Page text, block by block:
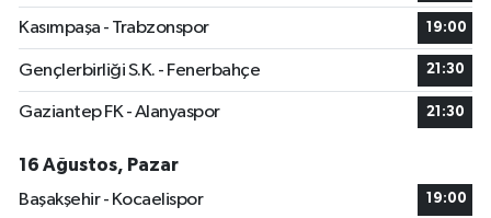
Kasımpaşa - Trabzonspor 19:00
Gençlerbirliği S.K. - Fenerbahçe 21:30
Gaziantep FK - Alanyaspor 21:30
16 Ağustos, Pazar
Başakşehir - Kocaelispor
19:00